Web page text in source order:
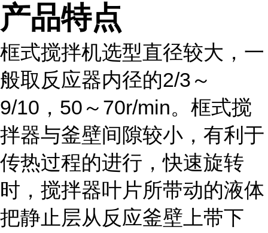
产品特点
框式搅拌机选型直径较大，一
般取反应器内径的2/3～
9/10，50～70r/min。框式搅
拌器与釜壁间隙较小，有利于
传热过程的进行，快速旋转
时，搅拌器叶片所带动的液体
把静止层从反应釜壁上带下